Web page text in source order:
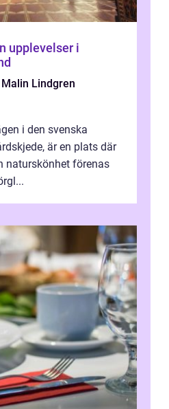
i
Malin Lindgren
i den svenska
är en plats där
naturskönhet förenas